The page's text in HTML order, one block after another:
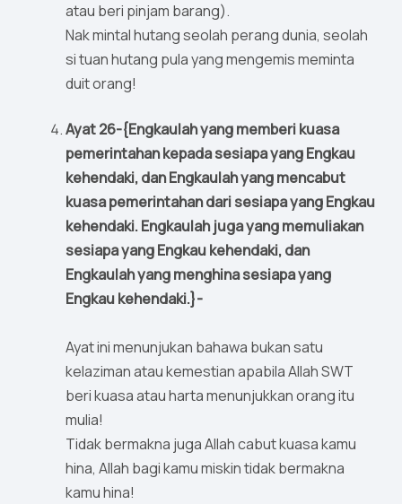
atau beri pinjam barang).
Nak mintal hutang seolah perang dunia, seolah
si tuan hutang pula yang mengemis meminta
duit orang!
Ayat 26-{Engkaulah yang memberi kuasa
pemerintahan kepada sesiapa yang Engkau
kehendaki, dan Engkaulah yang mencabut
kuasa pemerintahan dari sesiapa yang Engkau
kehendaki. Engkaulah juga yang memuliakan
sesiapa yang Engkau kehendaki, dan
Engkaulah yang menghina sesiapa yang
Engkau kehendaki.}-
Ayat ini menunjukan bahawa bukan satu
kelaziman atau kemestian apabila Allah SWT
beri kuasa atau harta menunjukkan orang itu
mulia!
Tidak bermakna juga Allah cabut kuasa kamu
hina, Allah bagi kamu miskin tidak bermakna
kamu hina!